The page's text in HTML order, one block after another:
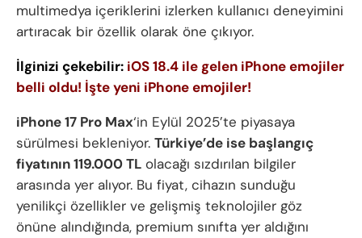
multimedya içeriklerini izlerken kullanıcı deneyimini
artıracak bir özellik olarak öne çıkıyor.
İlginizi çekebilir: iOS 18.4 ile gelen iPhone emojiler
belli oldu! İşte yeni iPhone emojiler!
iPhone 17 Pro Max‘in Eylül 2025’te piyasaya
sürülmesi bekleniyor. Türkiye’de ise başlangıç
fiyatının 119.000 TL olacağı sızdırılan bilgiler
arasında yer alıyor. Bu fiyat, cihazın sunduğu
yenilikçi özellikler ve gelişmiş teknolojiler göz
önüne alındığında, premium sınıfta yer aldığını